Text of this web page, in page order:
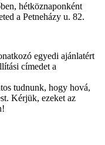
hétköznaponként
a Petneházy u. 82.
egyedi ajánlatért
címedet a
tudnunk, hogy hová,
Kérjük, ezeket az